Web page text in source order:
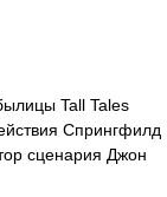
Tall Tales
Спрингфилд
сценария Джон